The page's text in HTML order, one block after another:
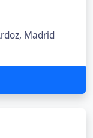
Madrid